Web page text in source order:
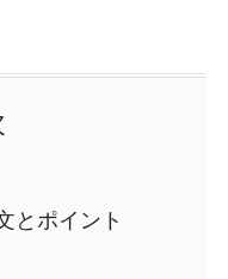
とポイント